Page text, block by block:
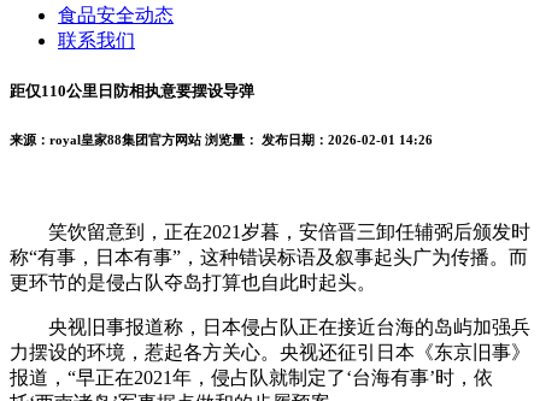
食品安全动态
联系我们
距仅110公里日防相执意要摆设导弹
来源：royal皇家88集团官方网站 浏览量： 发布日期：2026-02-01 14:26
笑饮留意到，正在2021岁暮，安倍晋三卸任辅弼后颁发时
称“有事，日本有事”，这种错误标语及叙事起头广为传播。而
更环节的是侵占队夺岛打算也自此时起头。
央视旧事报道称，日本侵占队正在接近台海的岛屿加强兵
力摆设的环境，惹起各方关心。央视还征引日本《东京旧事》
报道，“早正在2021年，侵占队就制定了‘台海有事’时，依